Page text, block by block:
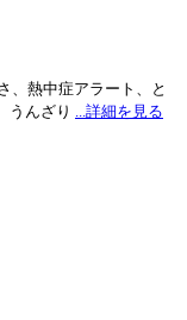
、熱中症アラート、と
うんざり
...詳細を見る